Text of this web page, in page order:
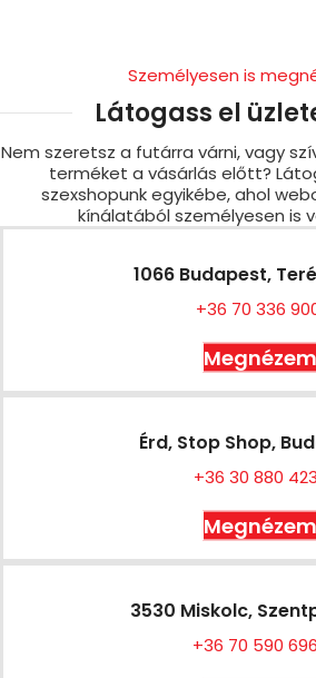
Személyesen is
Látogass el
Nem szeretsz a futárra várni, vagy
terméket a vásárlás előtt?
szexshopunk egyikébe, ahol
kínálatából személyesen is
1066 Budapest,
+36 70 336
Megnézem
Érd, Stop Shop,
+36 30 880
Megnézem
3530 Miskolc,
+36 70 590